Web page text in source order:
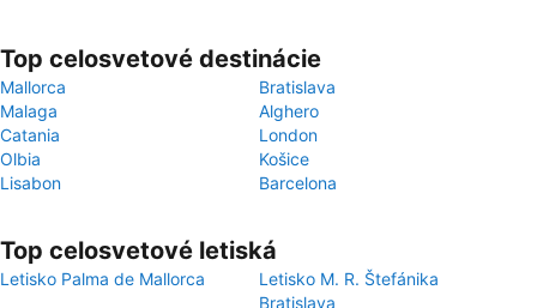
Top celosvetové destinácie
Mallorca
Bratislava
Malaga
Alghero
Catania
London
Olbia
Košice
Lisabon
Barcelona
Top celosvetové letiská
Letisko Palma de Mallorca
Letisko M. R. Štefánika
Bratislava